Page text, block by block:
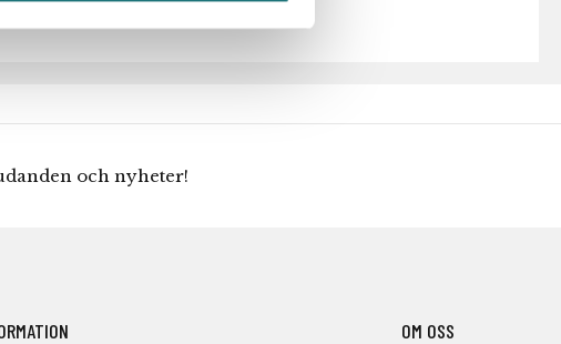
och nyheter!
OM OSS